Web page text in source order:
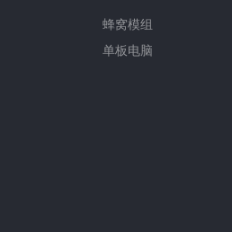
蜂窝模组
单板电脑